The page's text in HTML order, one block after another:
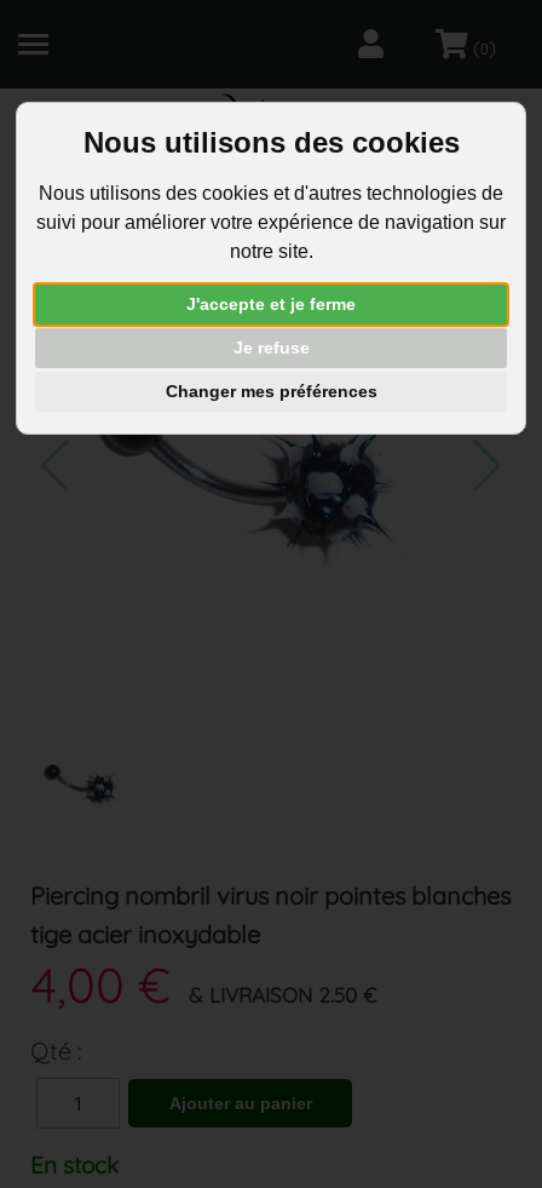
Nous utilisons des cookies
Nous utilisons des cookies et d'autres technologies de
suivi pour améliorer votre expérience de navigation sur
notre site.
J'accepte et je ferme
Je refuse
Changer mes préférences
(0)
Piercing nombril virus noir pointes blanches
tige acier inoxydable
4,00 € & LIVRAISON 2.50 €
Qté :
En stock